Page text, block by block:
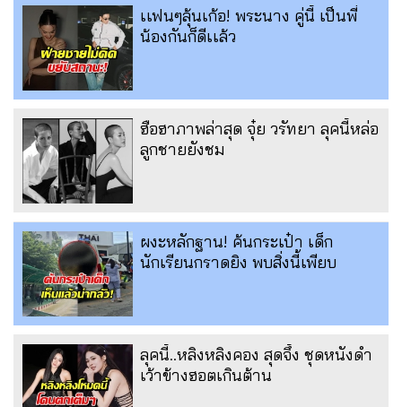
เเฟนๆลุ้นเก้อ! พระนาง คู่นี้ เป็นพี่
น้องกันก็ดีเเล้ว
ฮือฮาภาพล่าสุด จุ๋ย วรัทยา ลุคนี้หล่อ
ลูกชายยังชม
ผงะหลักฐาน! ค้นกระเป๋า เด็ก
นักเรียนกราดยิง พบสิ่งนี้เพียบ
ลุคนี้..หลิงหลิงคอง สุดจึ้ง ชุดหนังดำ
เว้าข้างฮอตเกินต้าน